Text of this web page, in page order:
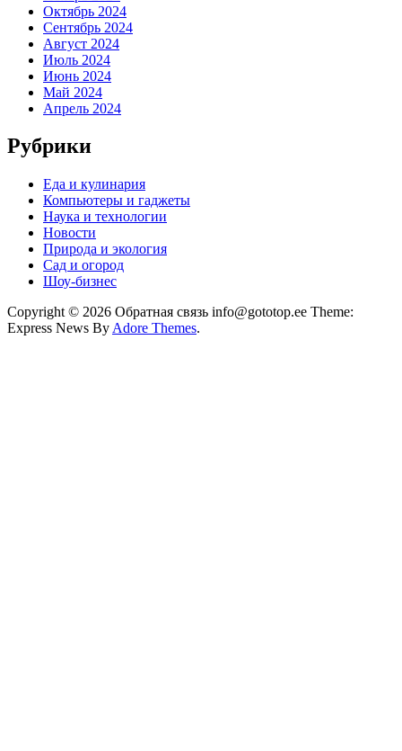
Октябрь 2024
Сентябрь 2024
Август 2024
Июль 2024
Июнь 2024
Май 2024
Апрель 2024
Рубрики
Еда и кулинария
Компьютеры и гаджеты
Наука и технологии
Новости
Природа и экология
Сад и огород
Шоу-бизнес
Copyright © 2026 Обратная связь info@gototop.ee Theme:
Express News By Adore Themes.